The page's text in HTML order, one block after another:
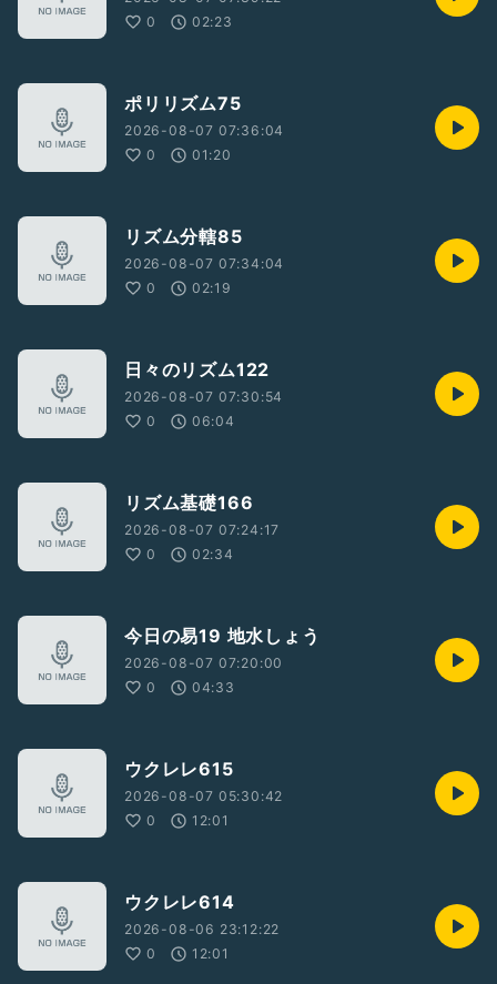
0
02:23
ポリリズム75
2026-08-07 07:36:04
0
01:20
リズム分轄85
2026-08-07 07:34:04
0
02:19
日々のリズム122
2026-08-07 07:30:54
0
06:04
リズム基礎166
2026-08-07 07:24:17
0
02:34
今日の易19 地水しょう
2026-08-07 07:20:00
0
04:33
ウクレレ615
2026-08-07 05:30:42
0
12:01
ウクレレ614
2026-08-06 23:12:22
0
12:01